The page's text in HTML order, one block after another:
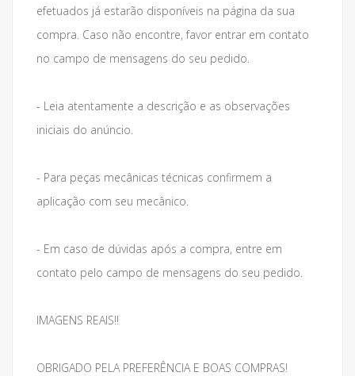
efetuados já estarão disponíveis na página da sua
compra. Caso não encontre, favor entrar em contato
no campo de mensagens do seu pedido.
- Leia atentamente a descrição e as observações
iniciais do anúncio.
- Para peças mecânicas técnicas confirmem a
aplicação com seu mecânico.
- Em caso de dúvidas após a compra, entre em
contato pelo campo de mensagens do seu pedido.
IMAGENS REAIS!!
OBRIGADO PELA PREFERÊNCIA E BOAS COMPRAS!